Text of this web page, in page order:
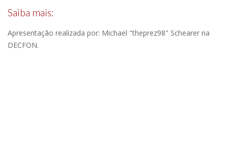
Saiba mais:
Apresentação realizada por: Michael "theprez98" Schearer na
DECFON.